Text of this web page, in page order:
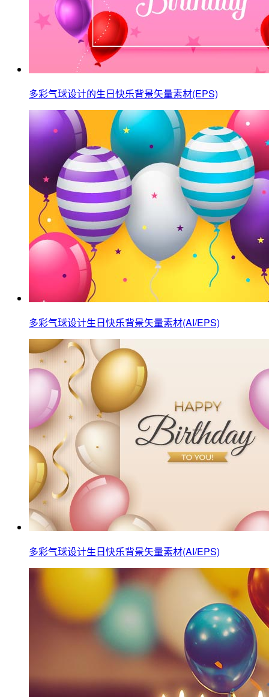
多彩气球设计的生日快乐背景矢量素材(EPS)
多彩气球设计生日快乐背景矢量素材(AI/EPS)
多彩气球设计生日快乐背景矢量素材(AI/EPS)